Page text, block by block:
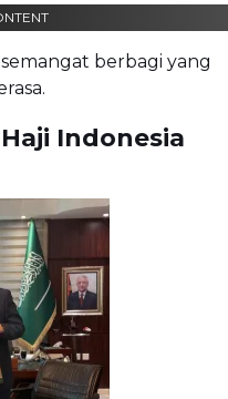
berbagi yang
Indonesia